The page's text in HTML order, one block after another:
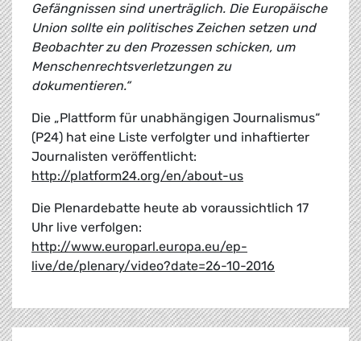
Gefängnissen sind unerträglich. Die Europäische
Union sollte ein politisches Zeichen setzen und
Beobachter zu den Prozessen schicken, um
Menschenrechtsverletzungen zu
dokumentieren.“
Die „Plattform für unabhängigen Journalismus“
(P24) hat eine Liste verfolgter und inhaftierter
Journalisten veröffentlicht:
http://platform24.org/en/about-us
Die Plenardebatte heute ab voraussichtlich 17
Uhr live verfolgen:
http://www.europarl.europa.eu/ep-
live/de/plenary/video?date=26-10-2016